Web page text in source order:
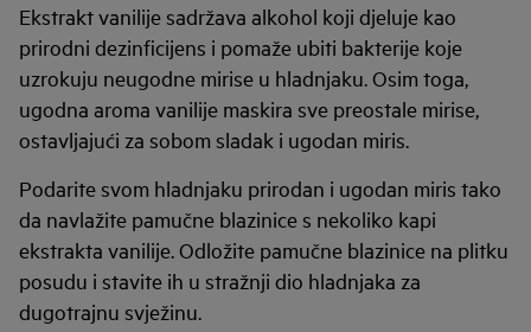
Ekstrakt vanilije sadržava alkohol koji djeluje kao
prirodni dezinficijens i pomaže ubiti bakterije koje
uzrokuju neugodne mirise u hladnjaku. Osim toga,
ugodna aroma vanilije maskira sve preostale mirise,
ostavljajući za sobom sladak i ugodan miris.
Podarite svom hladnjaku prirodan i ugodan miris tako
da navlažite pamučne blazinice s nekoliko kapi
ekstrakta vanilije. Odložite pamučne blazinice na plitku
posudu i stavite ih u stražnji dio hladnjaka za
dugotrajnu svježinu.